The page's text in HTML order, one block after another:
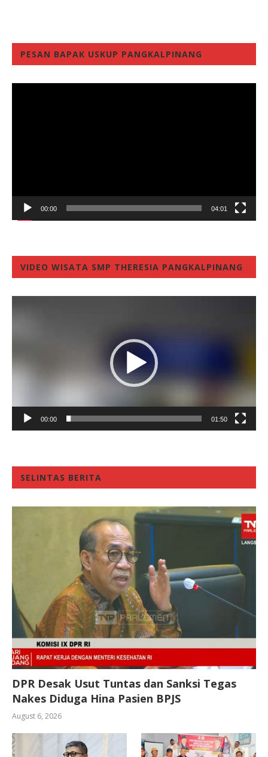
PESAN BAPAK USKUP PANGKALPINANG
00:00 04:01
VIDEO WISATA SMP THERESIA PANGKALPINANG
00:00 01:50
SELINTAS BERITA
DPR Desak Usut Tuntas dan Sanksi Tegas
Nakes Diduga Hina Pasien BPJS
August 6, 2026